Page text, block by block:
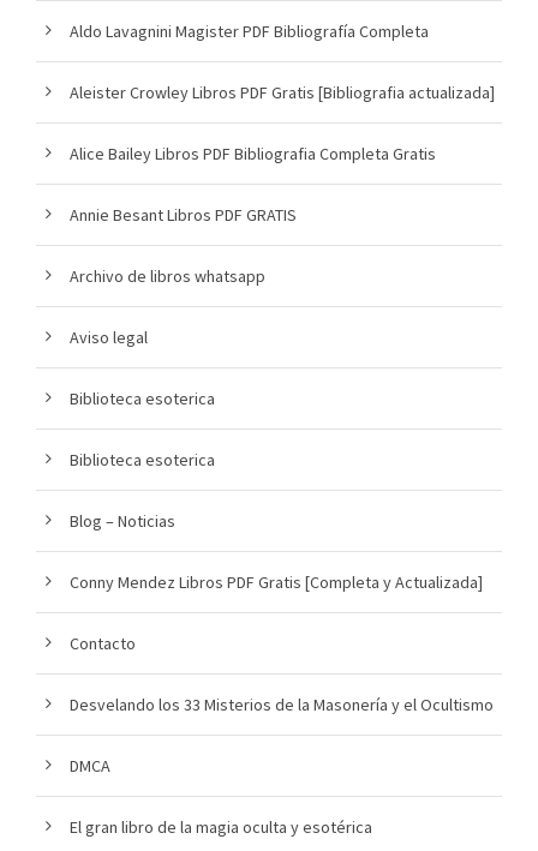
Aldo Lavagnini Magister PDF Bibliografía Completa
Aleister Crowley Libros PDF Gratis [Bibliografia actualizada]
Alice Bailey Libros PDF Bibliografia Completa Gratis
Annie Besant Libros PDF GRATIS
Archivo de libros whatsapp
Aviso legal
Biblioteca esoterica
Biblioteca esoterica
Blog – Noticias
Conny Mendez Libros PDF Gratis [Completa y Actualizada]
Contacto
Desvelando los 33 Misterios de la Masonería y el Ocultismo
DMCA
El gran libro de la magia oculta y esotérica